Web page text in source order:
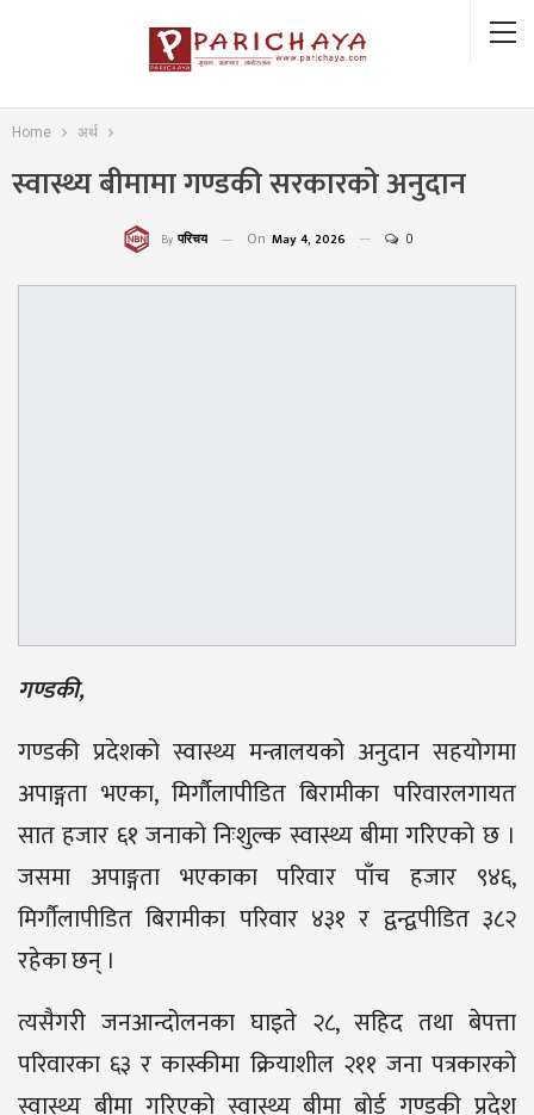
Home अर्थ
स्वास्थ्य बीमामा गण्डकी सरकारको अनुदान
By परिचय On May 4, 2026 0
गण्डकी,
गण्डकी प्रदेशको स्वास्थ्य मन्त्रालयको अनुदान सहयोगमा
अपाङ्गता भएका, मिर्गौलापीडित बिरामीका परिवारलगायत
सात हजार ६१ जनाको निःशुल्क स्वास्थ्य बीमा गरिएको छ ।
जसमा अपाङ्गता भएकाका परिवार पाँच हजार ९४६,
मिर्गौलापीडित बिरामीका परिवार ४३१ र द्वन्द्वपीडित ३८२
रहेका छन् ।
त्यसैगरी जनआन्दोलनका घाइते २८, सहिद तथा बेपत्ता
परिवारका ६३ र कास्कीमा क्रियाशील २११ जना पत्रकारको
स्वास्थ्य बीमा गरिएको स्वास्थ्य बीमा बोर्ड गण्डकी प्रदेश